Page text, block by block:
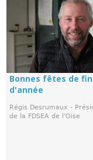
Bonnes fêtes de fin
d'année
Régis Desrumaux -
de la FDSEA de l'Oise